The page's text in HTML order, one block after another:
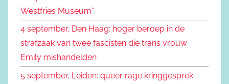
:
Westfries Museum”
4 september, Den Haag: hoger beroep in de
strafzaak van twee fascisten die trans vrouw
Emily mishandelden
5 september, Leiden: queer rage kringgesprek